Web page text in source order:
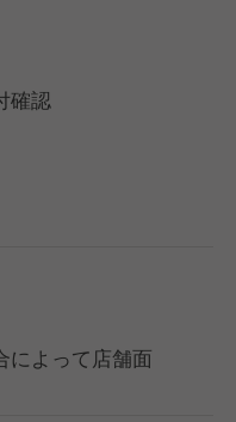
確認
によって店舗面